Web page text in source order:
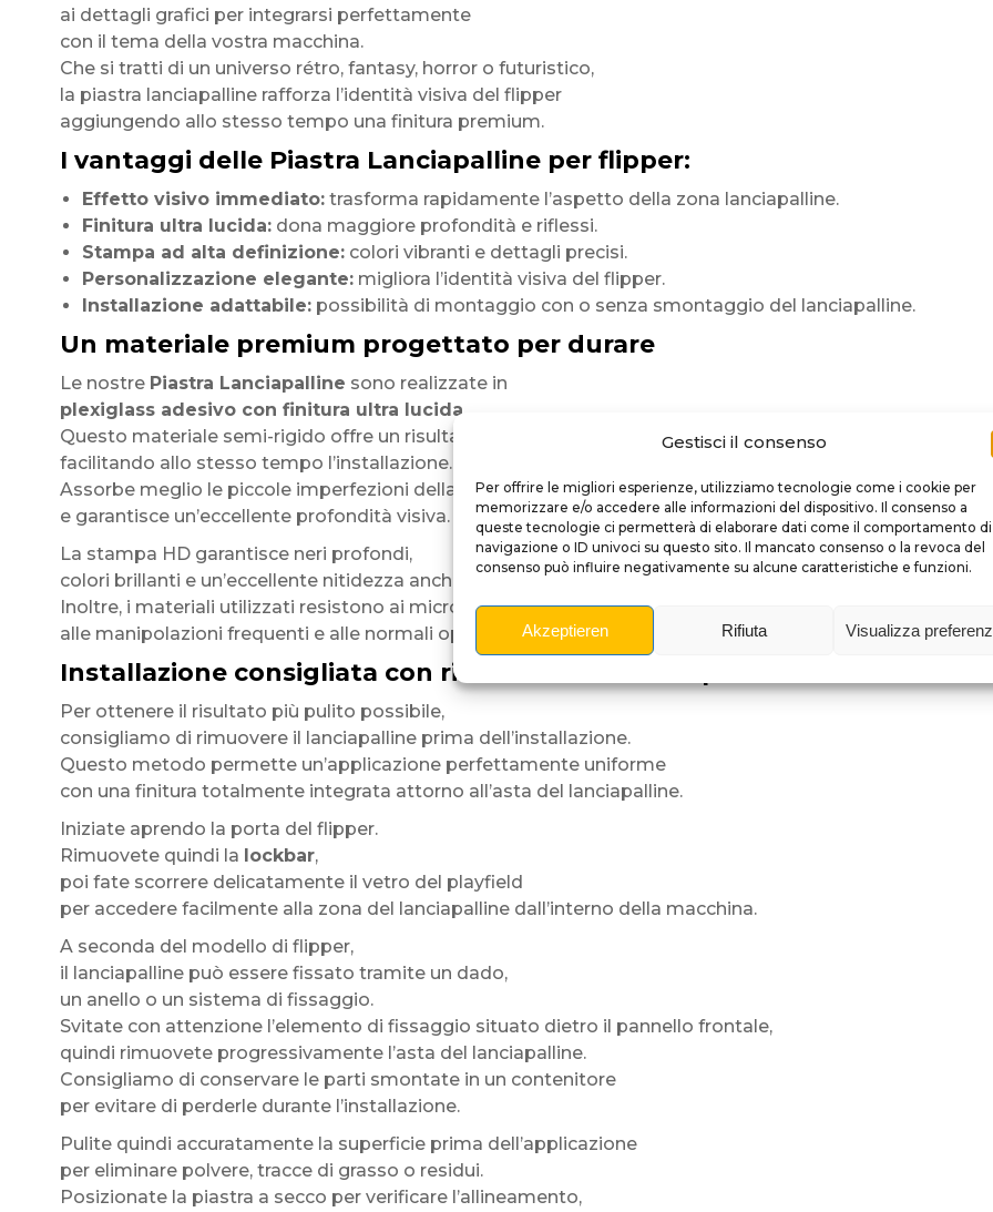
Gestisci il consenso
Per offrire le migliori esperienze, utilizziamo tecnologie come i cookie per
memorizzare e/o accedere alle informazioni del dispositivo. Il consenso a
queste tecnologie ci permetterà di elaborare dati come il comportamento di
navigazione o ID univoci su questo sito. Il mancato consenso o la revoca del
consenso può influire negativamente su alcune caratteristiche e funzioni.
Akzeptieren Rifiuta Visualizza
ai dettagli grafici per integrarsi perfettamente
con il tema della vostra macchina.
Che si tratti di un universo rétro, fantasy, horror o futuristico,
la piastra lanciapalline rafforza l’identità visiva del flipper
aggiungendo allo stesso tempo una finitura premium.
I vantaggi delle Piastra Lanciapalline per flipper:
Effetto visivo immediato:trasforma rapidamente l’aspetto della zona lanciapalline.
Finitura ultra lucida:dona maggiore profondità e riflessi.
Stampa ad alta definizione:colori vibranti e dettagli precisi.
Personalizzazione elegante:migliora l’identità visiva del flipper.
Installazione adattabile:possibilità di montaggio con o senza smontaggio del lanciapalline.
Un materiale premium progettato per durare
Le nostre Piastra Lanciapalline sono realizzate in
plexiglass adesivo con finitura ultra lucida
Questo materiale semi-rigido offre un risultato premium
facilitando allo stesso tempo l’installazione.
Assorbe meglio le piccole imperfezioni della superficie
e garantisce un’eccellente profondità visiva.
La stampa HD garantisce neri profondi,
colori brillanti e un’eccellente nitidezza anche da vicino.
Inoltre, i materiali utilizzati resistono ai micrograffi,
alle manipolazioni frequenti e alle normali operazioni di pulizia.
Installazione consigliata con rimozione del lanciapalline
Per ottenere il risultato più pulito possibile,
consigliamo di rimuovere il lanciapalline prima dell’installazione.
Questo metodo permette un’applicazione perfettamente uniforme
con una finitura totalmente integrata attorno all’asta del lanciapalline.
Iniziate aprendo la porta del flipper.
Rimuovete quindi la lockbar,
poi fate scorrere delicatamente il vetro del playfield
per accedere facilmente alla zona del lanciapalline dall’interno della macchina.
A seconda del modello di flipper,
il lanciapalline può essere fissato tramite un dado,
un anello o un sistema di fissaggio.
Svitate con attenzione l’elemento di fissaggio situato dietro il pannello frontale,
quindi rimuovete progressivamente l’asta del lanciapalline.
Consigliamo di conservare le parti smontate in un contenitore
per evitare di perderle durante l’installazione.
Pulite quindi accuratamente la superficie prima dell’applicazione
per eliminare polvere, tracce di grasso o residui.
Posizionate la piastra a secco per verificare l’allineamento,